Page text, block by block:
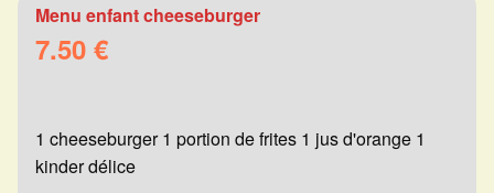
Menu enfant cheeseburger
7.50 €
1 cheeseburger 1 portion de frites 1 jus d'orange 1
kinder délice